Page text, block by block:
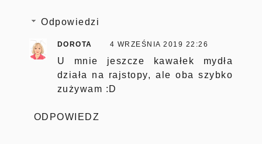
Odpowiedzi
DOROTA 4 WRZEŚNIA 2019 22:26
U mnie jeszcze kawałek mydła
działa na rajstopy, ale oba szybko
zużywam :D
ODPOWIEDZ